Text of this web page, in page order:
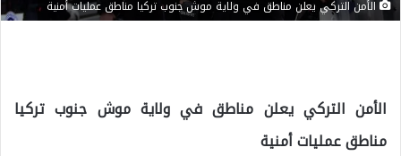
الأمن التركي يعلن مناطق في ولاية موش جنوب تركيا مناطق عمليات أمنية
الأمن التركي يعلن مناطق في ولاية موش جنوب تركيا
مناطق عمليات أمنية